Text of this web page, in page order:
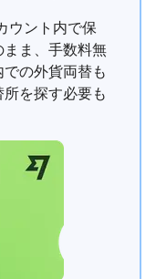
ウント内で保
ま、手数料無
の外貨両替も
を探す必要も